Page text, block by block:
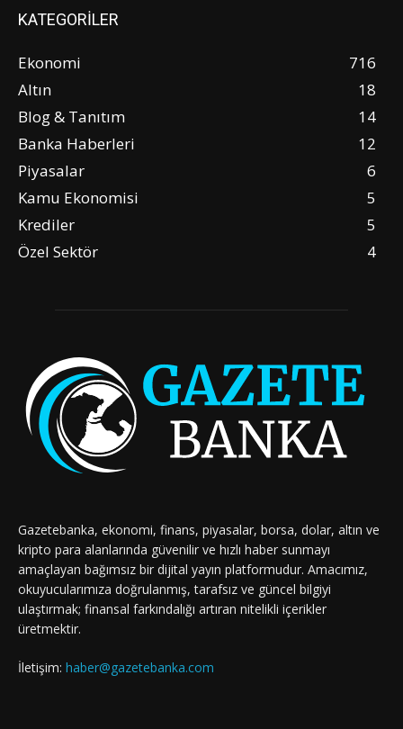
KATEGORİLER
Ekonomi
716
Altın
18
Blog & Tanıtım
14
Banka Haberleri
12
Piyasalar
6
Kamu Ekonomisi
5
Krediler
5
Özel Sektör
4
Gazetebanka, ekonomi, finans, piyasalar, borsa, dolar, altın ve
kripto para alanlarında güvenilir ve hızlı haber sunmayı
amaçlayan bağımsız bir dijital yayın platformudur. Amacımız,
okuyucularımıza doğrulanmış, tarafsız ve güncel bilgiyi
ulaştırmak; finansal farkındalığı artıran nitelikli içerikler
üretmektir.
İletişim: haber@gazetebanka.com